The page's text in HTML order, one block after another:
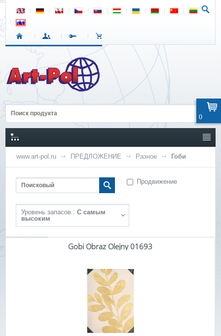
www.art-pol.ru ПРЕДЛОЖЕНИЕ Разное Гоби
Продвижение
Уровень запасов.: С самым
высоким
Gobi Obraz Olejny 01693
0